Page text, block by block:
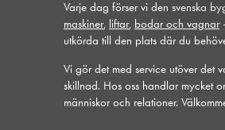
Varje dag förser vi den svenska
maskiner, liftar, bodar och vagnar
utkörda till den plats där du
Vi gör det med service utöver det
skillnad. Hos oss handlar mycket
människor och relationer.